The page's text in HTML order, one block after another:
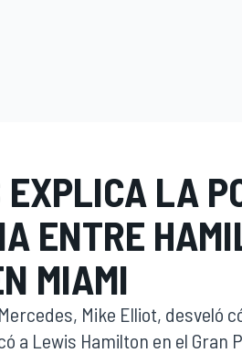
EXPLICA LA
ENTRE
MIAMI
Mike Elliot, desveló
a Lewis Hamilton en el Gran